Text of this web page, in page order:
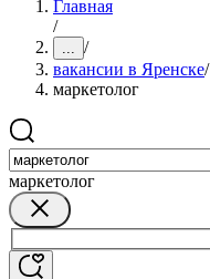
Главная
/
... /
вакансии в Яренске/
маркетолог
маркетолог